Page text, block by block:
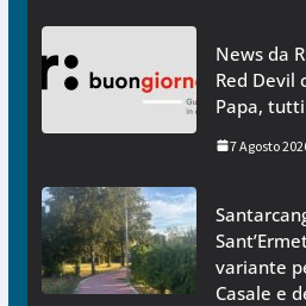
News da
Red Devil
Papa,
7 Agosto
variante
Casale e